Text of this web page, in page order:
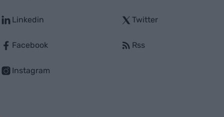
Linkedin
Facebook
Instagram
Twitter
Rss